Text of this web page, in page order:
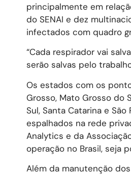
principalmente em
do SENAI e dez
infectados com quadro
“Cada respirador vai
serão salvas pelo
Os estados com os
Grosso, Mato Grosso do
Sul, Santa Catarina e
espalhados na rede
Analytics e da
operação no Brasil, seja
Além da manutenção